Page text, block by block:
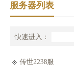
服务器列表
快速进入：
传世2238服